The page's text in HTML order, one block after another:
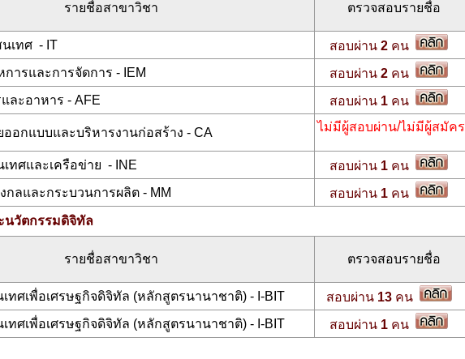
รายชื่อสาขาวิชา ตรวจสอบรายชื่อ
เทศ - IT สอบผ่าน 2 คน
ารและการจัดการ - IEM สอบผ่าน 2 คน
ละอาหาร - AFE สอบผ่าน 1 คน
อกแบบและบริหารงานก่อสร้าง - CA ไม่มีผู้สอบผ่าน/ไม่มีผู้สมัคร
ทศและเครือข่าย - INE สอบผ่าน 1 คน
กลและกระบวนการผลิต - MM สอบผ่าน 1 คน
นวัตกรรมดิจิทัล
รายชื่อสาขาวิชา ตรวจสอบรายชื่อ
ทศเพื่อเศรษฐกิจดิจิทัล (หลักสูตรนานาชาติ) - I-BIT สอบผ่าน 13คน
ทศเพื่อเศรษฐกิจดิจิทัล (หลักสูตรนานาชาติ) - I-BIT สอบผ่าน 1 คน